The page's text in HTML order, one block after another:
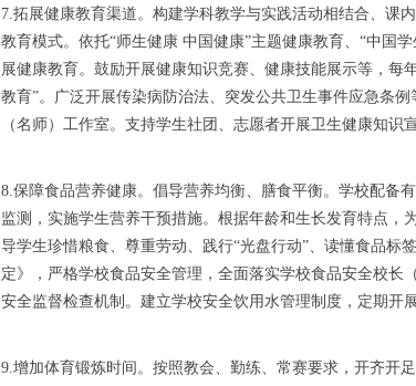
7.拓展健康教育渠道。构建学科教学与实践活动相结合、课
教育模式。依托“师生健康 中国健康”主题健康教育、“中国
展健康教育。鼓励开展健康知识竞赛、健康技能展示等，每
教育”。广泛开展传染病防治法、突发公共卫生事件应急条
（名师）工作室。支持学生社团、志愿者开展卫生健康知识
8.保障食品营养健康。倡导营养均衡、膳食平衡。学校配备
监测，实施学生营养干预措施。根据年龄和生长发育特点，
导学生珍惜粮食、尊重劳动、践行“光盘行动”、读懂食品
定》，严格学校食品安全管理，全面落实学校食品安全校
安全监督检查机制。建立学校安全饮用水管理制度，定期开
9.增加体育锻炼时间。按照教会、勤练、常赛要求，开齐开